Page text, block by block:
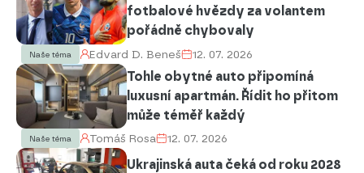
fotbalové hvězdy za volantem
pořádně chybovaly
Naše téma Edvard D. Beneš 12. 07. 2026
Tohle obytné auto připomíná
luxusní apartmán. Řídit ho přitom
může téměř každý
Naše téma Tomáš Rosa 12. 07. 2026
Ukrajinská auta čeká od roku 2028